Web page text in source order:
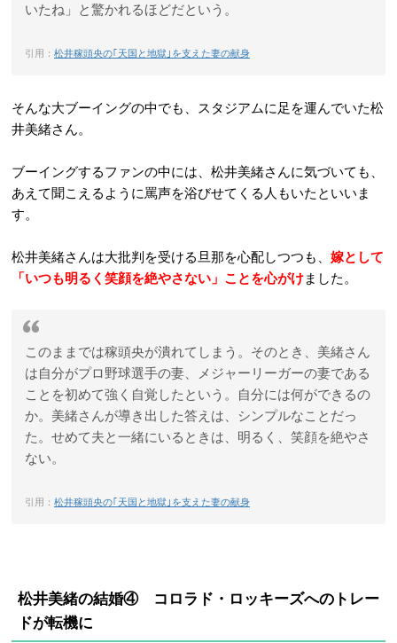
いたね」と驚かれるほどだという。
引用： 松井稼頭央の｢天国と地獄｣を支えた妻の献身
そんな大ブーイングの中でも、スタジアムに足を運んでいた松
井美緒さん。
ブーイングするファンの中には、松井美緒さんに気づいても、
あえて聞こえるように罵声を浴びせてくる人もいたといいま
す。
松井美緒さんは大批判を受ける旦那を心配しつつも、 嫁として
「いつも明るく笑顔を絶やさない」ことを心がけました。
このままでは稼頭央が潰れてしまう。そのとき、美緒さん
は自分がプロ野球選手の妻、メジャーリーガーの妻である
ことを初めて強く自覚したという。自分には何ができるの
か。美緒さんが導き出した答えは、シンプルなことだっ
た。せめて夫と一緒にいるときは、明るく、笑顔を絶やさ
ない。
引用： 松井稼頭央の｢天国と地獄｣を支えた妻の献身
松井美緒の結婚④ コロラド・ロッキーズへのトレー
ドが転機に